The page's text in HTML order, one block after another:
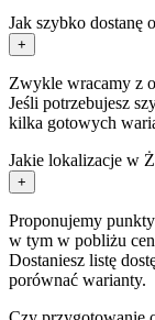
Jak szybko dostanę
+
Zwykle wracamy z
Jeśli potrzebujesz
kilka gotowych
Jakie lokalizacje w
+
Proponujemy
w tym w pobliżu
Dostaniesz listę
porównać warianty.